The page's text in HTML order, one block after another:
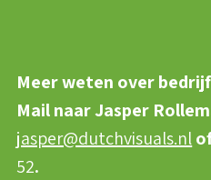
Meer weten over
Mail naar Jasper
jasper@dutchvisuals.nl
52.